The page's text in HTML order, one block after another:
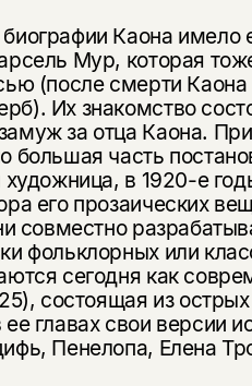
Каона имело
Мур, которая
(после смерти
Их знакомство
за отца Каона.
большая часть
в 1920-е
его прозаических
совместно
фольклорных или
сегодня как
состоящая из
главах свои версии
Пенелопа, Елена